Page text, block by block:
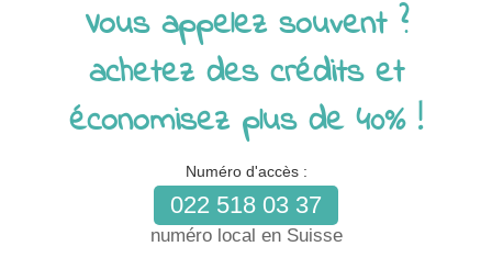
Vous appelez souvent ?
achetez des crédits et
économisez plus de 40% !
Numéro d'accès :
022 518 03 37
numéro local en Suisse